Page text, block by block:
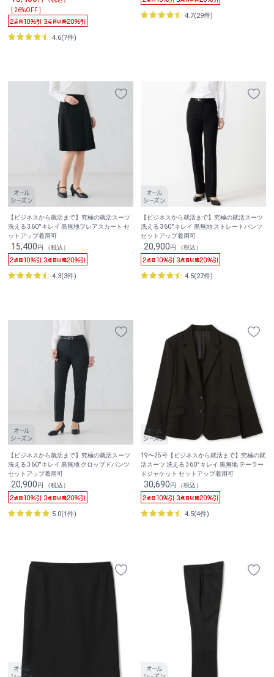
[ 26%OFF ]
4.6(7件)
4.7(29件)
【ビジネスから就活まで】究極の就活スーツ
洗える 360°キレイ 黒無地フレアスカート セ
ットアップ着用可
15,400円 （税込）
4.3(3件)
【ビジネスから就活まで】究極の就活スーツ
洗える 360°キレイ 黒無地 ストレートパンツ
セットアップ着用可
20,900円 （税込）
4.5(27件)
【ビジネスから就活まで】究極の就活スーツ
洗える 360°キレイ 黒無地 クロップドパンツ
セットアップ着用可
20,900円 （税込）
5.0(1件)
19〜25号【ビジネスから就活まで】究極の就
活スーツ 洗える 360°キレイ 黒無地 テーラー
ドジャケット セットアップ着用可
30,690円 （税込）
4.5(4件)